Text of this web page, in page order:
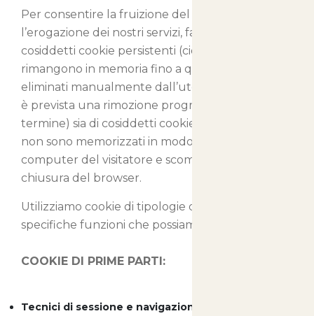
Per consentire la fruizione del nostro sito e
l’erogazione dei nostri servizi, facciamo uso sia di
cosiddetti cookie persistenti (cioè cookie che
rimangono in memoria fino a quando non sono
eliminati manualmente dall’utente o per i quali
è prevista una rimozione programmata a lungo
termine) sia di cosiddetti cookie di sessione, che
non sono memorizzati in modo persistente sul
computer del visitatore e scompaiono con la
chiusura del browser.
Utilizziamo cookie di tipologie differenti con
specifiche funzioni che possiamo così classificare:
COOKIE DI PRIME PARTI:
Tecnici di sessione e navigazione